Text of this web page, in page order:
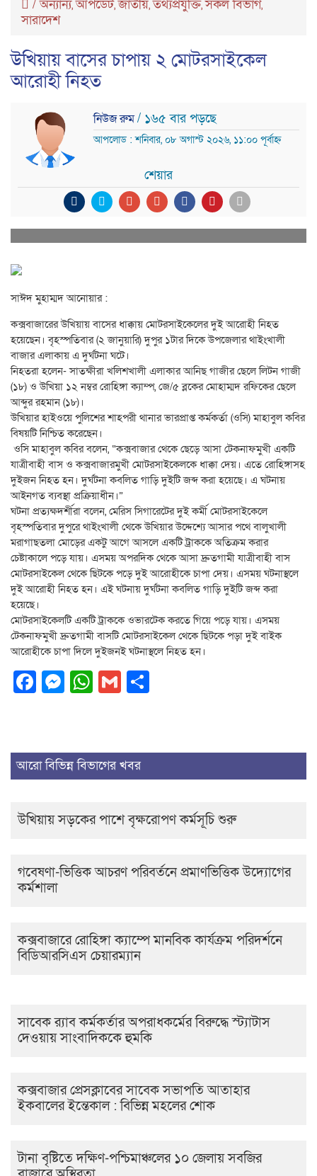
/অন্যান্য,আপডেট,জাতীয়,তথ্যপ্রযুক্তি,সকল বিভাগ,
সারাদেশ
উখিয়ায় বাসের চাপায় ২ মোটরসাইকেল
আরোহী নিহত
নিউজ রুম/ ১৬৫ বার পড়ছে
আপলোড : শনিবার, ০৮ অগাস্ট ২০২৬, ১১:০০ পূর্বাহ্ন
শেয়ার
সাঈদ মুহাম্মদ আনোয়ার :
কক্সবাজারের উখিয়ায় বাসের ধাক্কায় মোটরসাইকেলের দুই আরোহী নিহত
হয়েছেন। বৃহস্পতিবার (২ জানুয়ারি) দুপুর ১টার দিকে উপজেলার থাইংখালী
বাজার এলাকায় এ দুর্ঘটনা ঘটে।
নিহতরা হলেন- সাতক্ষীরা খলিশখালী এলাকার আনিছ গাজীর ছেলে লিটন গাজী
(১৮) ও উখিয়া ১২ নম্বর রোহিঙ্গা ক্যাম্প, জে/৫ ব্লকের মোহাম্মদ রফিকের ছেলে
আব্দুর রহমান (১৮)।
উখিয়ার হাইওয়ে পুলিশের শাহপরী থানার ভারপ্রাপ্ত কর্মকর্তা (ওসি) মাহাবুল কবির
বিষয়টি নিশ্চিত করেছেন।
ওসি মাহাবুল কবির বলেন, “কক্সবাজার থেকে ছেড়ে আসা টেকনাফমুখী একটি
যাত্রীবাহী বাস ও কক্সবাজারমুখী মোটরসাইকেলকে ধাক্কা দেয়। এতে রোহিঙ্গাসহ
দুইজন নিহত হন। দুর্ঘটনা কবলিত গাড়ি দুইটি জব্দ করা হয়েছে। এ ঘটনায়
আইনগত ব্যবস্থা প্রক্রিয়াধীন।”
ঘটনা প্রত্যক্ষদর্শীরা বলেন, মেরিস সিগারেটের দুই কর্মী মোটরসাইকেলে
বৃহস্পতিবার দুপুরে থাইংখালী থেকে উখিয়ার উদ্দেশ্যে আসার পথে বালুখালী
মরাগাছতলা মোড়ের একটু আগে আসলে একটি ট্রাককে অতিক্রম করার
চেষ্টাকালে পড়ে যায়। এসময় অপরদিক থেকে আসা দ্রুতগামী যাত্রীবাহী বাস
মোটরসাইকেল থেকে ছিটকে পড়ে দুই আরোহীকে চাপা দেয়। এসময় ঘটনাস্থলে
দুই আরোহী নিহত হন। এই ঘটনায় দুর্ঘটনা কবলিত গাড়ি দুইটি জব্দ করা
হয়েছে।
মোটরসাইকেলটি একটি ট্রাককে ওভারটেক করতে গিয়ে পড়ে যায়। এসময়
টেকনাফমুখী দ্রুতগামী বাসটি মোটরসাইকেল থেকে ছিটকে পড়া দুই বাইক
আরোহীকে চাপা দিলে দুইজনই ঘটনাস্থলে নিহত হন।
Facebook
Messenger
WhatsApp
Gmail
আরো বিভিন্ন বিভাগের খবর
উখিয়ায় সড়কের পাশে বৃক্ষরোপণ কর্মসূচি শুরু
গবেষণা-ভিত্তিক আচরণ পরিবর্তনে প্রমাণভিত্তিক উদ্যোগের
কর্মশালা
কক্সবাজারে রোহিঙ্গা ক্যাম্পে মানবিক কার্যক্রম পরিদর্শনে
বিডিআরসিএস চেয়ারম্যান
সাবেক র‍্যাব কর্মকর্তার অপরাধকর্মের বিরুদ্ধে স্ট্যাটাস
দেওয়ায় সাংবাদিককে হুমকি
কক্সবাজার প্রেসক্লাবের সাবেক সভাপতি আতাহার
ইকবালের ইন্তেকাল : বিভিন্ন মহলের শোক
টানা বৃষ্টিতে দক্ষিণ-পশ্চিমাঞ্চলের ১০ জেলায় সবজির